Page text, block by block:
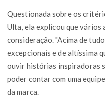
Questionada sobre os
Ulta, ela explicou que vários
consideração. "Acima de
excepcionais e de altíssima
ouvir histórias inspiradoras
poder contar com uma
da marca.